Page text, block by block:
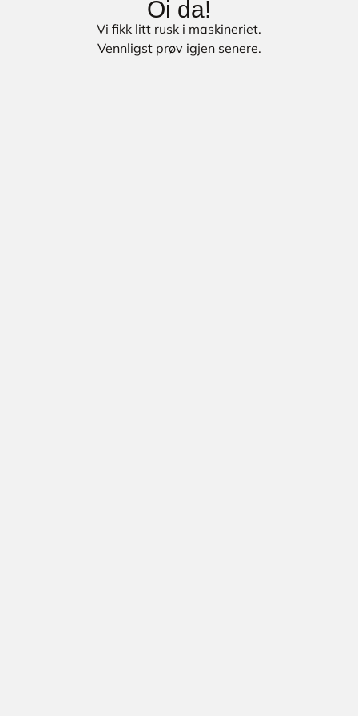
Oi da!
Vi fikk litt rusk i maskineriet.
Vennligst prøv igjen senere.